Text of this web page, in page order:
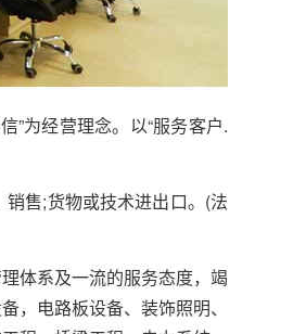
为经营理念。以“服务客户.
售;货物或技术进出口。(法
体系及一流的服务态度，竭
，电路板设备、装饰照明、